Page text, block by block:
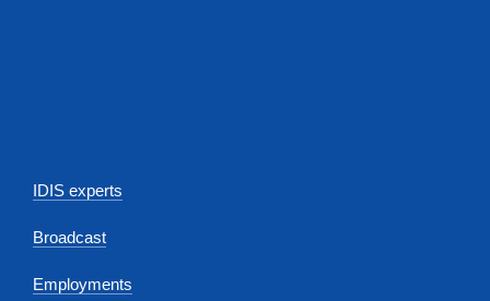
IDIS experts
Broadcast
Employments